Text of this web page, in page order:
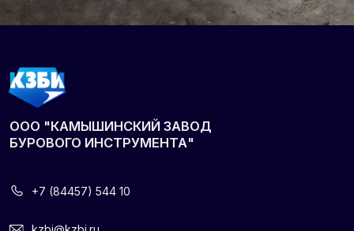
403882, Российская Федерация,
Волгоградская область, город Камышин,
ПРОДУКЦИЯ
УСЛУГИ
О КОМПАНИИ
Согласие на обработку ПД